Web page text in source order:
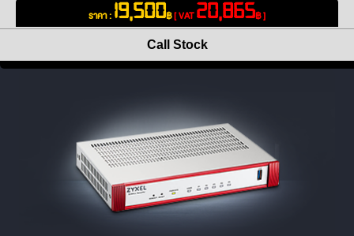
ราคา : 19,500฿[ VAT20,865฿ ]
Call Stock